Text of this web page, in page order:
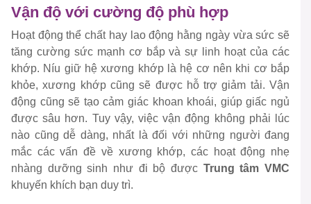
Vận độ với cường độ phù hợp
Hoạt động thể chất hay lao động hằng ngày vừa sức sẽ
tăng cường sức mạnh cơ bắp và sự linh hoạt của các
khớp. Níu giữ hệ xương khớp là hệ cơ nên khi cơ bắp
khỏe, xương khớp cũng sẽ được hỗ trợ giảm tải. Vận
động cũng sẽ tạo cảm giác khoan khoái, giúp giấc ngủ
được sâu hơn. Tuy vậy, việc vận động không phải lúc
nào cũng dễ dàng, nhất là đối với những người đang
mắc các vấn đề về xương khớp, các hoạt động nhẹ
nhàng dưỡng sinh như đi bộ được Trung tâm VMC
khuyến khích bạn duy trì.